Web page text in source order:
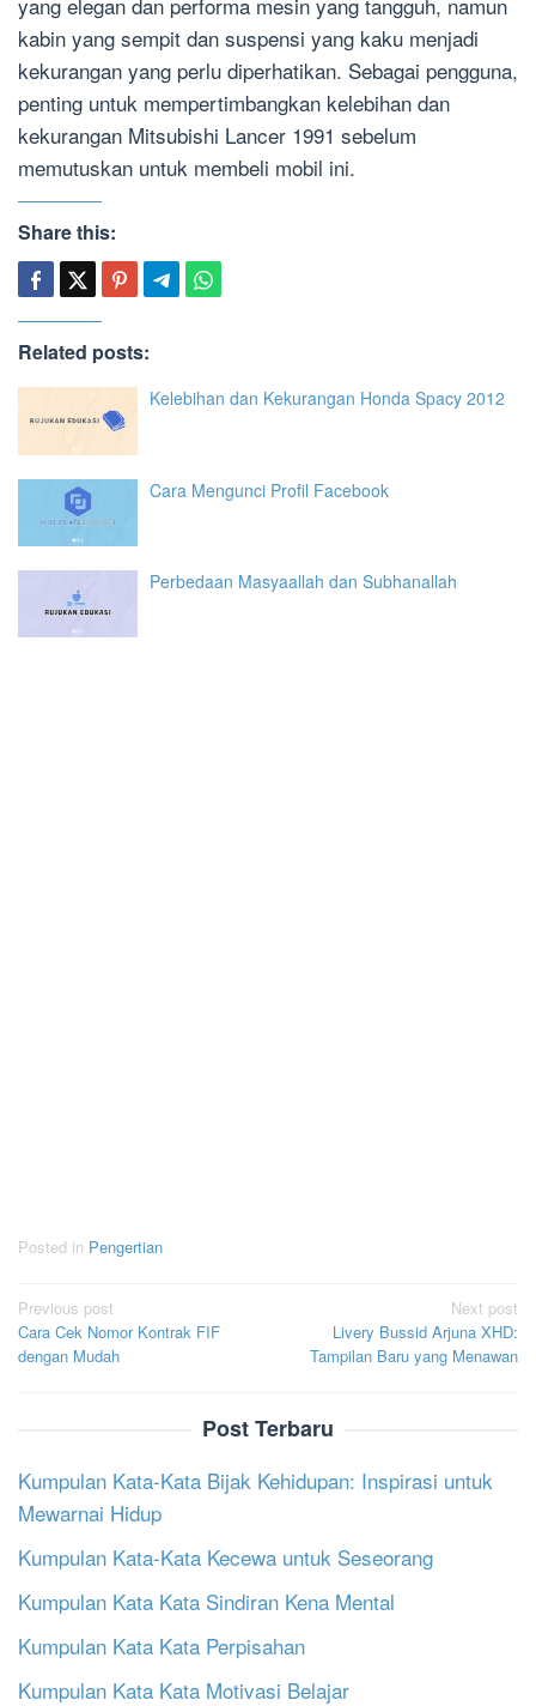
kabin yang sempit dan suspensi yang kaku menjadi
kekurangan yang perlu diperhatikan. Sebagai pengguna,
penting untuk mempertimbangkan kelebihan dan
kekurangan Mitsubishi Lancer 1991 sebelum
memutuskan untuk membeli mobil ini.
Share this:
Related posts:
Kelebihan dan Kekurangan Honda Spacy 2012
Cara Mengunci Profil Facebook
Perbedaan Masyaallah dan Subhanallah
Posted in Pengertian
Post
navigation
Previous post
Cara Cek Nomor Kontrak FIF
dengan Mudah
Next post
Livery Bussid Arjuna XHD:
Tampilan Baru yang Menawan
Post Terbaru
Kumpulan Kata-Kata Bijak Kehidupan: Inspirasi untuk
Mewarnai Hidup
Kumpulan Kata-Kata Kecewa untuk Seseorang
Kumpulan Kata Kata Sindiran Kena Mental
Kumpulan Kata Kata Perpisahan
Kumpulan Kata Kata Motivasi Belajar